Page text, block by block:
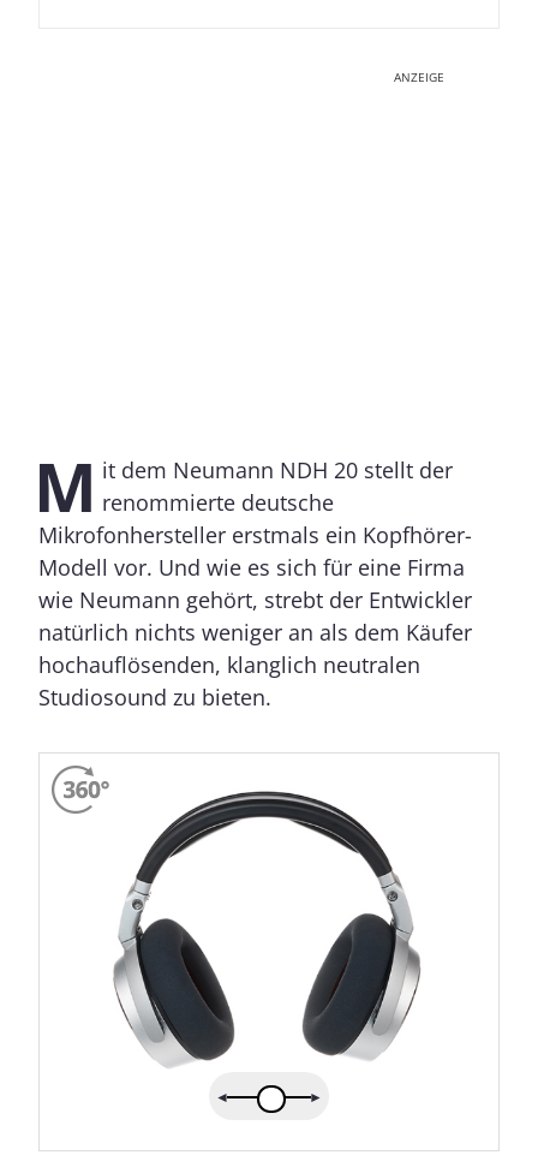
ANZEIGE
M it dem Neumann NDH 20 stellt der
renommierte deutsche
Mikrofonhersteller erstmals ein Kopfhörer-
Modell vor. Und wie es sich für eine Firma
wie Neumann gehört, strebt der Entwickler
natürlich nichts weniger an als dem Käufer
hochauflösenden, klanglich neutralen
Studiosound zu bieten.